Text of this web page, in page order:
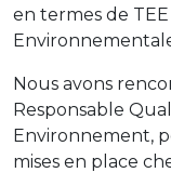
en termes de
Nous avons
Responsable
Environnement,
mises en place